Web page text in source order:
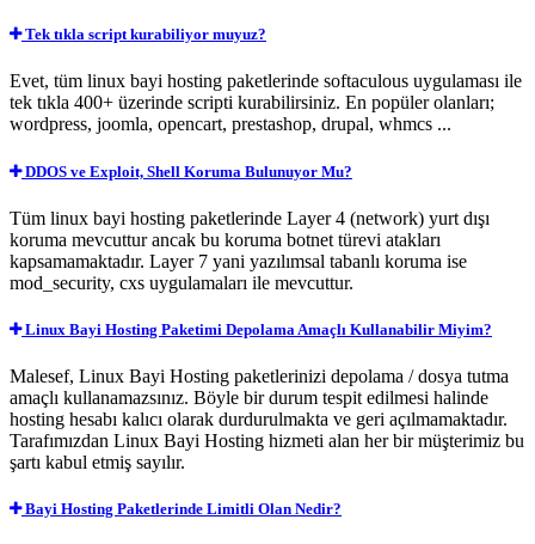
Tek tıkla script kurabiliyor muyuz?
Evet, tüm linux bayi hosting paketlerinde softaculous uygulaması ile
tek tıkla 400+ üzerinde scripti kurabilirsiniz. En popüler olanları;
wordpress, joomla, opencart, prestashop, drupal, whmcs ...
DDOS ve Exploit, Shell Koruma Bulunuyor Mu?
Tüm linux bayi hosting paketlerinde Layer 4 (network) yurt dışı
koruma mevcuttur ancak bu koruma botnet türevi atakları
kapsamamaktadır. Layer 7 yani yazılımsal tabanlı koruma ise
mod_security, cxs uygulamaları ile mevcuttur.
Linux Bayi Hosting Paketimi Depolama Amaçlı Kullanabilir Miyim?
Malesef, Linux Bayi Hosting paketlerinizi depolama / dosya tutma
amaçlı kullanamazsınız. Böyle bir durum tespit edilmesi halinde
hosting hesabı kalıcı olarak durdurulmakta ve geri açılmamaktadır.
Tarafımızdan Linux Bayi Hosting hizmeti alan her bir müşterimiz bu
şartı kabul etmiş sayılır.
Bayi Hosting Paketlerinde Limitli Olan Nedir?